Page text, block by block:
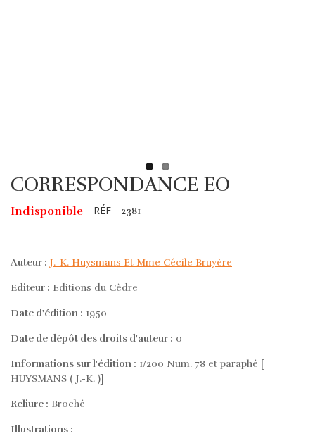
CORRESPONDANCE EO
Indisponible RÉF 2381
Auteur : J.-K. Huysmans Et Mme Cécile Bruyère
Editeur : Editions du Cèdre
Date d'édition : 1950
Date de dépôt des droits d'auteur : 0
Informations sur l'édition : 1/200 Num. 78 et paraphé [
HUYSMANS ( J.-K. )]
Reliure : Broché
Illustrations :